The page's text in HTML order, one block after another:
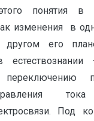
понятия в
изменения в
другом его
естествознании
тока
Под